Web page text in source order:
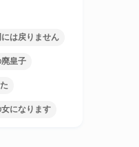
は戻りません
皇子
になります